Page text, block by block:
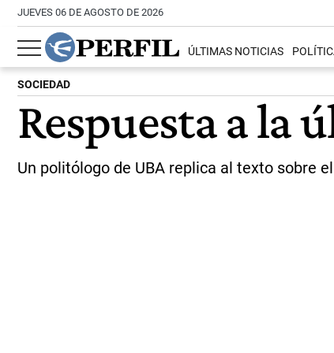
JUEVES 06 DE AGOSTO DE 2026
ÚLTIMAS NOTICIAS
SOCIEDAD
Respuesta a la
Un politólogo de UBA replica al texto sobre